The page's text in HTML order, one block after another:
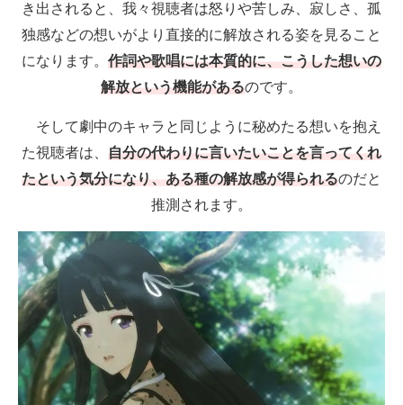
き出されると、我々視聴者は怒りや苦しみ、寂しさ、孤
独感などの想いがより直接的に解放される姿を見ること
になります。 作詞や歌唱には本質的に、こうした想いの
解放という機能があるのです。
そして劇中のキャラと同じように秘めたる想いを抱え
た視聴者は、 自分の代わりに言いたいことを言ってくれ
たという気分になり、ある種の解放感が得られるのだと
推測されます。